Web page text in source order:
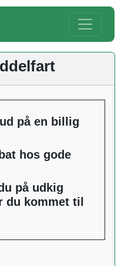
på en billig
hos gode
på udkig
du kommet til